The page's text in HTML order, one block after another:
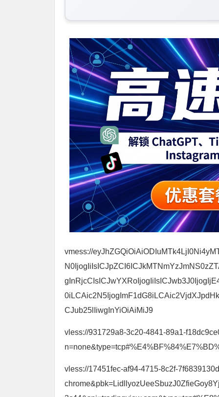
vmess://
CJub25lIiwgInYiOiAiMiJ9
vless://931729a8-3c20-4841-89a1-
vless://17451fec-af94-4715-8c2f-